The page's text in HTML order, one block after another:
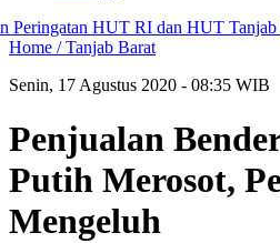
HUT RI dan HUT Tanjab
Home /Tanjab Barat
Senin, 17 Agustus 2020 - 08:35 WIB
Penjualan
Putih Merosot,
Mengeluh